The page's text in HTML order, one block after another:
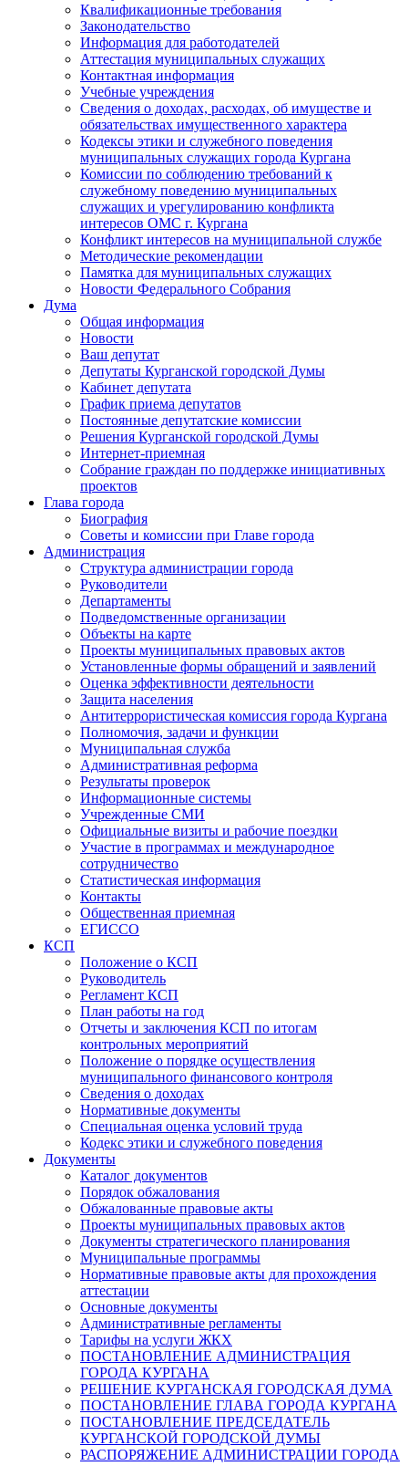
Квалификационные требования
Законодательство
Информация для работодателей
Аттестация муниципальных служащих
Контактная информация
Учебные учреждения
Сведения о доходах, расходах, об имуществе и
обязательствах имущественного характера
Кодексы этики и служебного поведения
муниципальных служащих города Кургана
Комиссии по соблюдению требований к
служебному поведению муниципальных
служащих и урегулированию конфликта
интересов ОМС г. Кургана
Конфликт интересов на муниципальной службе
Методические рекомендации
Памятка для муниципальных служащих
Новости Федерального Cобрания
Дума
Общая информация
Новости
Ваш депутат
Депутаты Курганской городской Думы
Кабинет депутата
График приема депутатов
Постоянные депутатские комиссии
Решения Курганской городской Думы
Интернет-приемная
Собрание граждан по поддержке инициативных
проектов
Глава города
Биография
Советы и комиссии при Главе города
Администрация
Структура администрации города
Руководители
Департаменты
Подведомственные организации
Объекты на карте
Проекты муниципальных правовых актов
Установленные формы обращений и заявлений
Оценка эффективности деятельности
Защита населения
Антитеррористическая комиссия города Кургана
Полномочия, задачи и функции
Муниципальная служба
Административная реформа
Результаты проверок
Информационные системы
Учрежденные СМИ
Официальные визиты и рабочие поездки
Участие в программах и международное
сотрудничество
Статистическая информация
Контакты
Общественная приемная
ЕГИССО
КСП
Положение о КСП
Руководитель
Регламент КСП
План работы на год
Отчеты и заключения КСП по итогам
контрольных мероприятий
Положение о порядке осуществления
муниципального финансового контроля
Сведения о доходах
Нормативные документы
Специальная оценка условий труда
Кодекс этики и служебного поведения
Документы
Каталог документов
Порядок обжалования
Обжалованные правовые акты
Проекты муниципальных правовых актов
Документы стратегического планирования
Муниципальные программы
Нормативные правовые акты для прохождения
аттестации
Основные документы
Административные регламенты
Тарифы на услуги ЖКХ
ПОСТАНОВЛЕНИЕ АДМИНИСТРАЦИЯ
ГОРОДА КУРГАНА
РЕШЕНИЕ КУРГАНСКАЯ ГОРОДСКАЯ ДУМА
ПОСТАНОВЛЕНИЕ ГЛАВА ГОРОДА КУРГАНА
ПОСТАНОВЛЕНИЕ ПРЕДСЕДАТЕЛЬ
КУРГАНСКОЙ ГОРОДСКОЙ ДУМЫ
РАСПОРЯЖЕНИЕ АДМИНИСТРАЦИИ ГОРОДА